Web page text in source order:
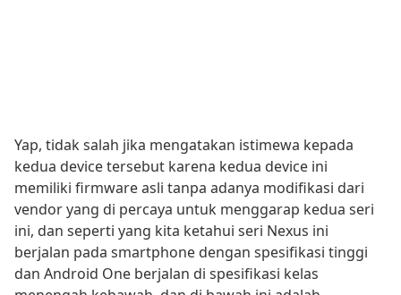
Yap, tidak salah jika mengatakan istimewa kepada
kedua device tersebut karena kedua device ini
memiliki firmware asli tanpa adanya modifikasi dari
vendor yang di percaya untuk menggarap kedua seri
ini, dan seperti yang kita ketahui seri Nexus ini
berjalan pada smartphone dengan spesifikasi tinggi
dan Android One berjalan di spesifikasi kelas